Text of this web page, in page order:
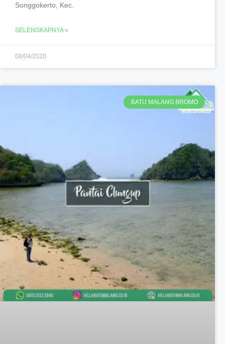
Songgokerto, Kec.
SELENGKAPNYA »
08/04/2020
BATU MALANG BROMO